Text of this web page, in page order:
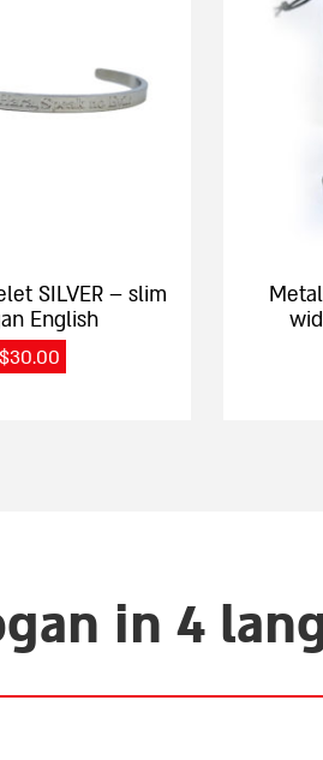
SILVER – slim
English
$30.00
in 4